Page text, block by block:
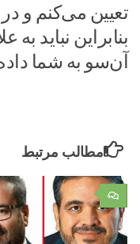
تعیین می‌کنم و
بنابراین نباید
آن‌سو به شما
مطالب مرتبط
۰